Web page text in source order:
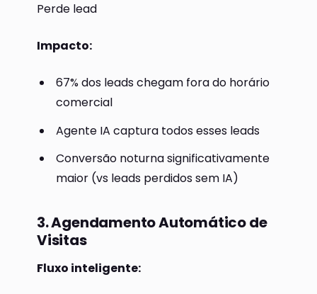
Perde lead
Impacto:
67% dos leads chegam fora do horário
comercial
Agente IA captura todos esses leads
Conversão noturna significativamente
maior (vs leads perdidos sem IA)
3. Agendamento Automático de
Visitas
Fluxo inteligente: